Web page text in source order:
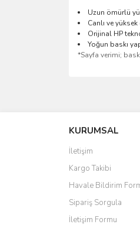
Uzun ömürlü
Canlı ve
Orijinal HP
Yoğun baskı
*Sayfa verimi;
Ürün resmi
Ürün
Ürün
Ürün fiyatı
Bu ürüne
KURUMSAL
İletişim
Kargo Takibi
Havale Bildirim
Sipariş Sorgula
İletişim Formu